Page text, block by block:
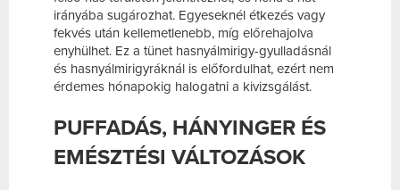
irányába sugározhat. Egyeseknél étkezés vagy
fekvés után kellemetlenebb, míg előrehajolva
enyhülhet. Ez a tünet hasnyálmirigy-gyulladásnál
és hasnyálmirigyráknál is előfordulhat, ezért nem
érdemes hónapokig halogatni a kivizsgálást.
PUFFADÁS, HÁNYINGER ÉS
EMÉSZTÉSI VÁLTOZÁSOK